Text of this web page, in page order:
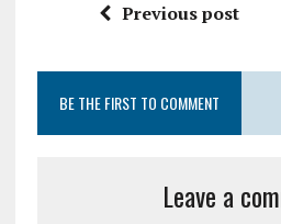
Previous post
BE THE FIRST TO COMMENT
Leave a